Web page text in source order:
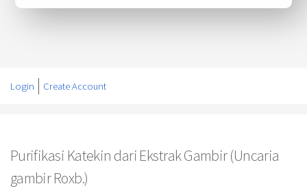
Login Create Account
Purifikasi Katekin dari Ekstrak Gambir (Uncaria
gambir Roxb.)